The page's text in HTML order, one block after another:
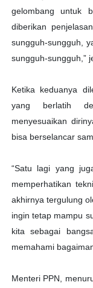
gelombang untuk
diberikan
sungguh-sungguh,
sungguh-sungguh,”
Ketika keduanya
yang berlatih
menyesuaikan
bisa berselancar
“Satu lagi yang
memperhatikan
akhirnya tergulung
ingin tetap mampu
kita sebagai
memahami
Menteri PPN,